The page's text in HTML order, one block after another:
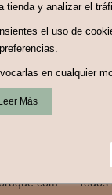
de uso
™. Todos
tienda y analizar el
el uso de
en cualquier
Leer Más